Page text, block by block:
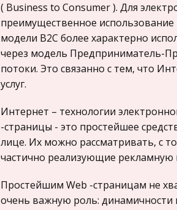
( Business to Consumer ). Для
преимущественное
модели В2С более характерно
через модель Предприниматель-
потоки. Это связанно с тем, что
услуг.
Интернет – технологии
-страницы - это простейшее
лице. Их можно рассматривать, с
частично реализующие
Простейшим Web -страницам не
очень важную роль: динамичности